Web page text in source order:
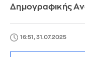
Δημογραφικής
16:51, 31.07.2025